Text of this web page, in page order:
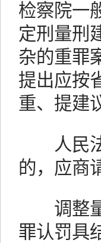
检察院一
定刑量刑
杂的重罪
提出应按
重、提建
人民法
的，应商
调整量
罪认罚具